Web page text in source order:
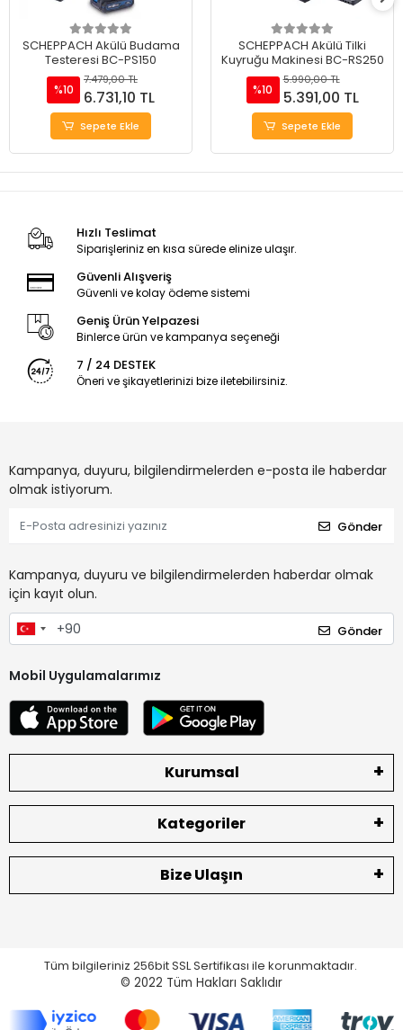
SCHEPPACH Akülü Budama
Testeresi BC-PS150
%10
7.479,00 TL
6.731,10 TL
Sepete Ekle
SCHEPPACH Akülü Tilki
Kuyruğu Makinesi BC-RS250
%10
5.990,00 TL
5.391,00 TL
Sepete Ekle
Hızlı Teslimat
Siparişleriniz en kısa sürede elinize ulaşır.
Güvenli Alışveriş
Güvenli ve kolay ödeme sistemi
Geniş Ürün Yelpazesi
Binlerce ürün ve kampanya seçeneği
7 / 24 DESTEK
Öneri ve şikayetlerinizi bize iletebilirsiniz.
Kampanya, duyuru, bilgilendirmelerden e-posta ile haberdar
olmak istiyorum.
Gönder
Kampanya, duyuru ve bilgilendirmelerden haberdar olmak
için kayıt olun.
Gönder
Mobil Uygulamalarımız
Kurumsal
Kategoriler
Bize Ulaşın
Tüm bilgileriniz 256bit SSL Sertifikası ile korunmaktadır.
© 2022 Tüm Hakları Saklıdır